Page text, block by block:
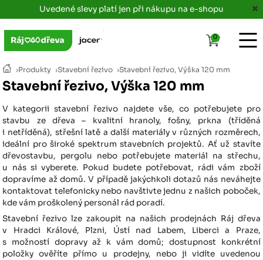
Uvedené slevy platí jen při nákupu na e-shopu
›Produkty ›Stavební řezivo ›Stavební řezivo, Výška 120 mm
Stavební řezivo, Výška 120 mm
V kategorii stavební řezivo najdete vše, co potřebujete pro
stavbu ze dřeva – kvalitní hranoly, fošny, prkna (tříděná
i netříděná), střešní latě a další materiály v různých rozměrech,
ideální pro široké spektrum stavebních projektů. Ať už stavíte
dřevostavbu, pergolu nebo potřebujete materiál na střechu,
u nás si vyberete. Pokud budete potřebovat, rádi vám zboží
dopravíme až domů. V případě jakýchkoli dotazů nás neváhejte
kontaktovat telefonicky nebo navštivte jednu z našich poboček,
kde vám proškolený personál rád poradí.
Stavební řezivo lze zakoupit na našich prodejnách Ráj dřeva
v Hradci Králové, Plzni, Ústí nad Labem, Liberci a Praze,
s možností dopravy až k vám domů; dostupnost konkrétní
položky ověříte přímo u prodejny, nebo ji vidíte uvedenou
0